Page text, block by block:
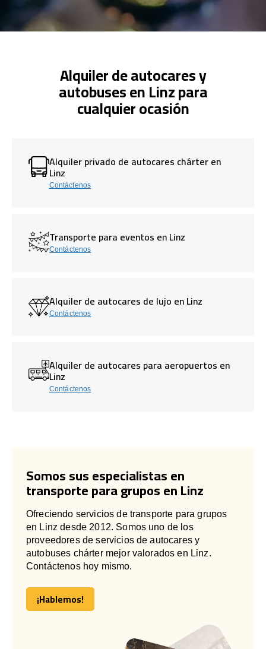
Alquiler de autocares y
autobuses en Linz para
cualquier ocasión
Alquiler privado de autocares chárter en
Linz
Contáctenos
Transporte para eventos en Linz
Contáctenos
Alquiler de autocares de lujo en Linz
Contáctenos
Alquiler de autocares para aeropuertos en
Linz
Contáctenos
Somos sus especialistas en
transporte para grupos en Linz
Ofreciendo servicios de transporte para grupos
en Linz desde 2012. Somos uno de los
proveedores de servicios de autocares y
autobuses chárter mejor valorados en Linz.
Contáctenos hoy mismo.
¡Hablemos!
¡Hablemos!